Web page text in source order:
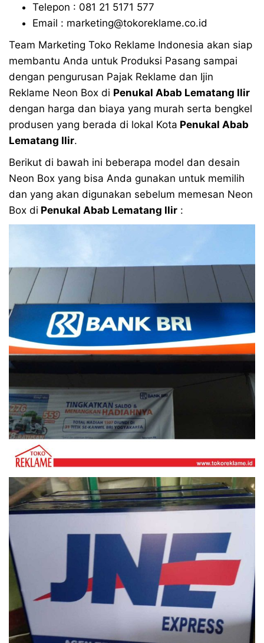
Telepon : 081 21 5171 577
Email : marketing@tokoreklame.co.id
Team Marketing Toko Reklame Indonesia akan siap
membantu Anda untuk Produksi Pasang sampai
dengan pengurusan Pajak Reklame dan Ijin
Reklame Neon Box di Penukal Abab Lematang Ilir
dengan harga dan biaya yang murah serta bengkel
produsen yang berada di lokal Kota Penukal Abab
Lematang Ilir.
Berikut di bawah ini beberapa model dan desain
Neon Box yang bisa Anda gunakan untuk memilih
dan yang akan digunakan sebelum memesan Neon
Box di Penukal Abab Lematang Ilir :